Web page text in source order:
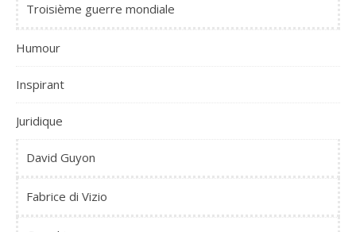
Troisième guerre mondiale
Humour
Inspirant
Juridique
David Guyon
Fabrice di Vizio